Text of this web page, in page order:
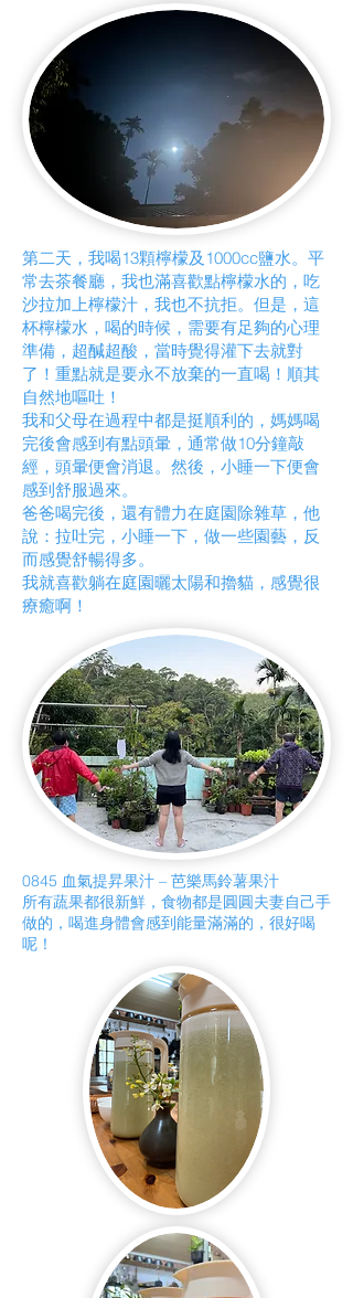
第二天，我喝13顆檸檬及1000cc鹽水。平
常去茶餐廳，我也滿喜歡點檸檬水的，吃
沙拉加上檸檬汁，我也不抗拒。但是，這
杯檸檬水，喝的時候，需要有足夠的心理
準備，超醎超酸，當時覺得灌下去就對
了！重點就是要永不放棄的一直喝！順其
自然地嘔吐！
我和父母在過程中都是挺順利的，媽媽喝
完後會感到有點頭暈，通常做10分鐘敲
經，頭暈便會消退。然後，小睡一下便會
感到舒服過來。
爸爸喝完後，還有體力在庭園除雜草，他
說：拉吐完，小睡一下，做一些園藝，反
而感覺舒暢得多。
我就喜歡躺在庭園曬太陽和擼貓，感覺很
療癒啊！
0845 血氣提昇果汁 – 芭樂馬鈴薯果汁
所有蔬果都很新鮮，食物都是圓圓夫妻自己手
做的，喝進身體會感到能量滿滿的，很好喝
呢！